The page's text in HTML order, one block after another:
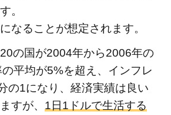
。
なることが想定されます。
の国が2004年から2006年の
平均が5%を超え、インフレ
の1になり、経済実績は良い
すが、 1日1ドルで生活する